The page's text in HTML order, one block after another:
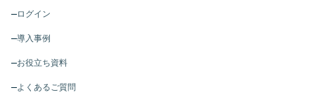
ログイン
導入事例
お役立ち資料
よくあるご質問